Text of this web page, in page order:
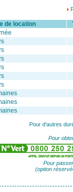
de location
Pour d'autres
Pour
Pour
(option